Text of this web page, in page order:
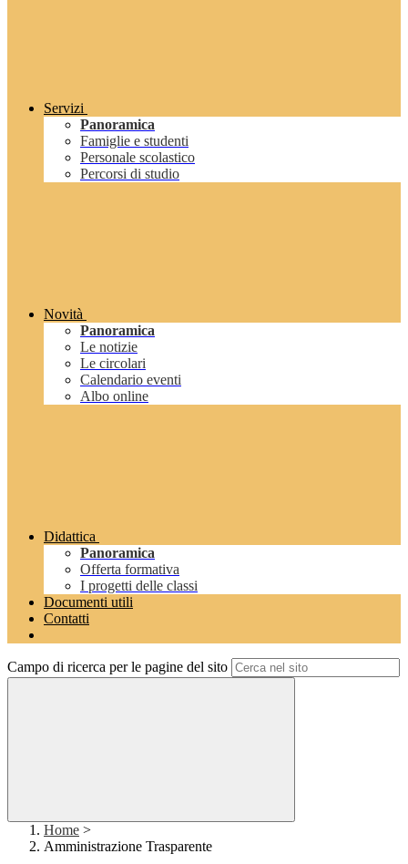
Servizi
Panoramica
Famiglie e studenti
Personale scolastico
Percorsi di studio
Novità
Panoramica
Le notizie
Le circolari
Calendario eventi
Albo online
Didattica
Panoramica
Offerta formativa
I progetti delle classi
Documenti utili
Contatti
Campo di ricerca per le pagine del sito
Home >
Amministrazione Trasparente